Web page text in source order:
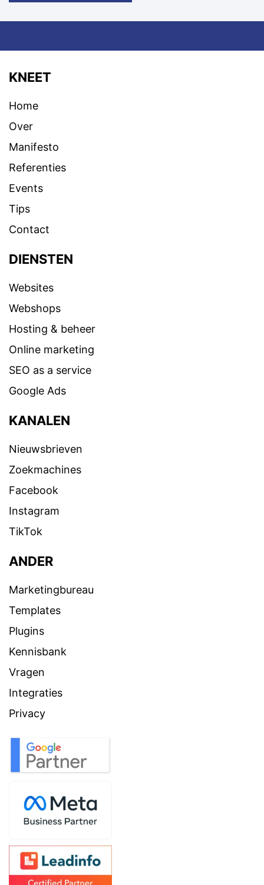
KNEET
Home
Over
Manifesto
Referenties
Events
Tips
Contact
DIENSTEN
Websites
Webshops
Hosting & beheer
Online marketing
SEO as a service
Google Ads
KANALEN
Nieuwsbrieven
Zoekmachines
Facebook
Instagram
TikTok
ANDER
Marketingbureau
Templates
Plugins
Kennisbank
Vragen
Integraties
Privacy